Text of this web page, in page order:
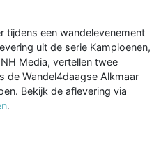
tijdens een wandelevenement
uit de serie Kampioenen,
Media, vertellen twee
de Wandel4daagse Alkmaar
Bekijk de aflevering via
.